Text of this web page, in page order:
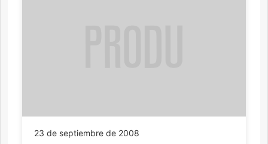
23 de septiembre de 2008